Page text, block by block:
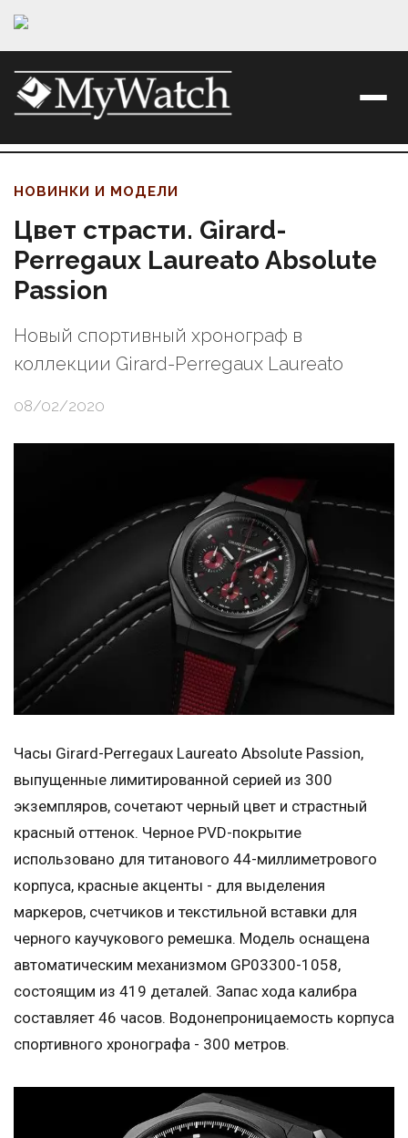
НОВИНКИ И МОДЕЛИ
Цвет страсти. Girard-
Perregaux Laureato Absolute
Passion
Новый спортивный хронограф в
коллекции Girard-Perregaux Laureato
08/02/2020
Часы Girard-Perregaux Laureato Absolute Passion,
выпущенные лимитированной серией из 300
экземпляров, сочетают черный цвет и страстный
красный оттенок. Черное PVD-покрытие
использовано для титанового 44-миллиметрового
корпуса, красные акценты - для выделения
маркеров, счетчиков и текстильной вставки для
черного каучукового ремешка. Модель оснащена
автоматическим механизмом GP03300-1058,
состоящим из 419 деталей. Запас хода калибра
составляет 46 часов. Водонепроницаемость корпуса
спортивного хронографа - 300 метров.